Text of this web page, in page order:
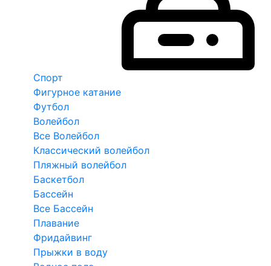
Спорт
Фигурное катание
Футбол
Волейбол
Все Волейбол
Классический волейбол
Пляжный волейбол
Баскетбол
Бассейн
Все Бассейн
Плавание
Фридайвинг
Прыжки в воду